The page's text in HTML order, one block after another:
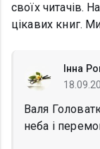
своїх читачів.
цікавих книг.
Інна
Валя
неба і